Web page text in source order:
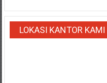
LOKASI KANTOR KAMI